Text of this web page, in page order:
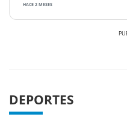
HACE 2 MESES
DEPORTES